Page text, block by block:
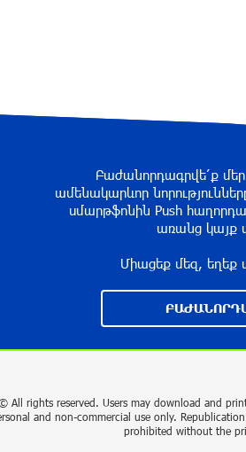
Բաժանորդագրվե՛ք
ամենակարևոր
սմարթֆոնին Push
առանց կայք
Միացեք մեզ, եղեք
All rights reserved. Users may download and
and non-commercial use only.
prohibited without the